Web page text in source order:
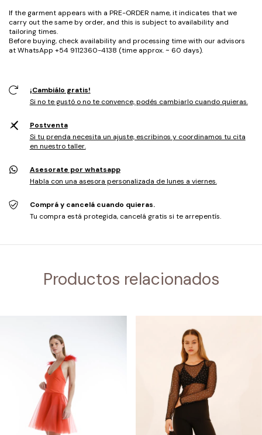
If the garment appears with a PRE-ORDER name, it indicates that we
carry out the same by order, and this is subject to availability and
tailoring times.
Before buying, check availability and processing time with our advisors
at WhatsApp +54 9112360-4138 (time approx. ~ 60 days).
¡Cambiálo gratis!
Si no te gustó o no te convence, podés cambiarlo cuando quieras.
Postventa
Si tu prenda necesita un ajuste, escribinos y coordinamos tu cita
en nuestro taller.
Asesorate por whatsapp
Habla con una asesora personalizada de lunes a viernes.
Comprá y cancelá cuando quieras.
Tu compra está protegida, cancelá gratis si te arrepentís.
Productos relacionados